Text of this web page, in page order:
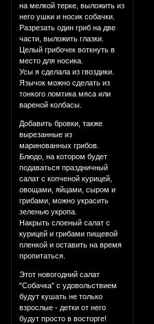
на мелкой терке, выложить из
него ушки и носик собачки.
Разрезать один гриб на две
части, выложить глазки.
Целый грибочек воткнуть в
место для носика.
Усы я сделала из гвоздики.
Язычок можно сделать из
тонкого ломтика мяса или
вареной колбасы.
Добавить бровки, также
вырезанные из
маринованных грибов.
Блюдо, на котором будет
подаваться праздничный
салат с копченой курицей,
овощами, яйцами, сыром и
грибами, можно украсить
зеленью укропа.
Накрыть слоеный салат с
курицей и грибами пищевой
пленкой и оставить на время
пропитаться.
Этот новогодний салат
"Собачка" с удовольствием
будут кушать не только
взрослые - детки от него
будут просто в восторге!